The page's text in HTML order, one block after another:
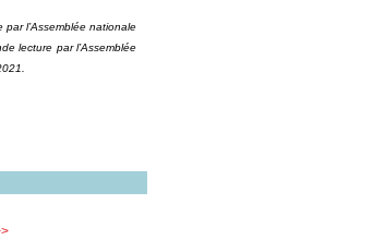
l’Assemblée nationale
lecture par l’Assemblée